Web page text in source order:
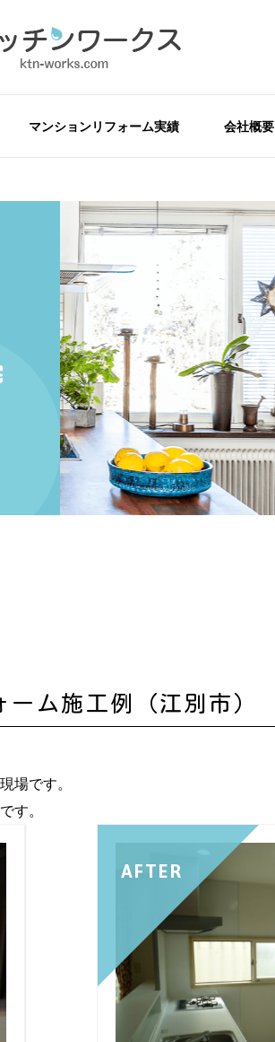
マンションリフォーム実績 会社概要
ム施工例（江別市）
場です。
す。
AFTER